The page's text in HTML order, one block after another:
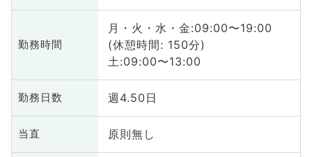
勤務時間
月・火・水・金:09:00〜19:00
(休憩時間: 150分)
土:09:00〜13:00
勤務日数 週4.50日
当直 原則無し